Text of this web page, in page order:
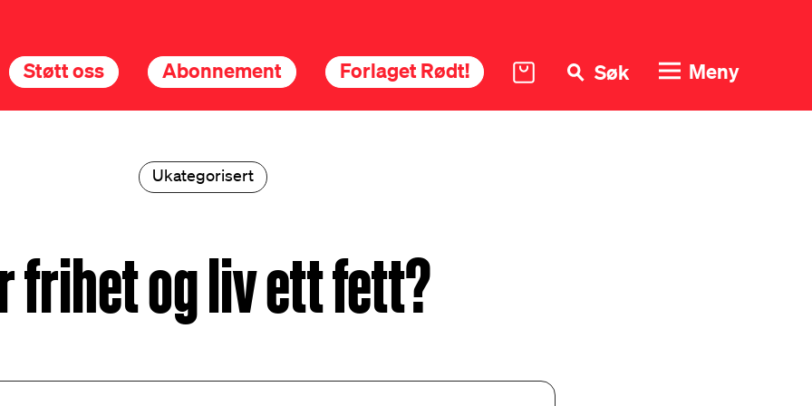
Støtt oss Abonnement Forlaget Rødt! Søk Meny
Ukategorisert
frihet og liv ett fett?